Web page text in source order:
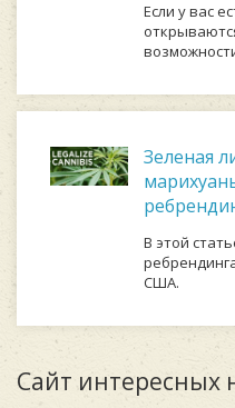
Если у вас
Зеленая
В этой
США.
Сайт интересных